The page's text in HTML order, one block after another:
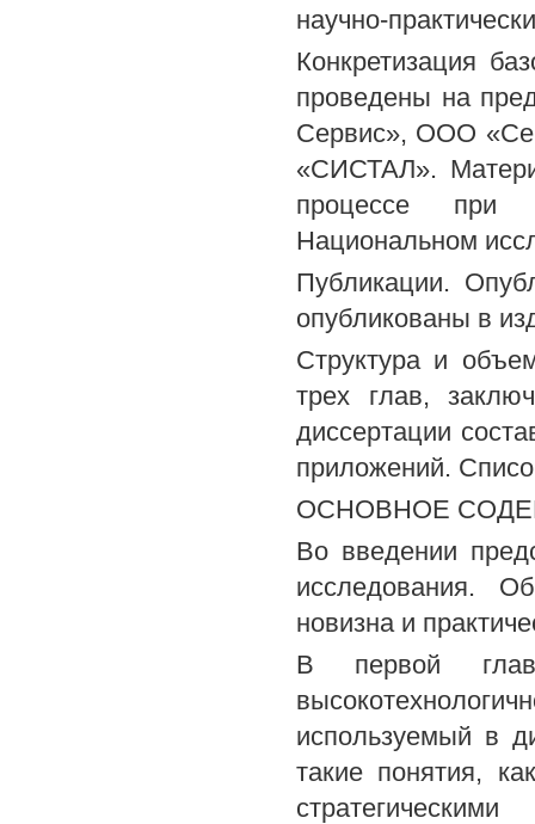
научно-
Конкретизация
проведены на
Сервис», ООО
«СИСТАЛ».
процессе при
Национальном
Публикации.
опубликованы в
Структура и
трех глав,
диссертации
приложений.
ОСНОВНОЕ
Во введении
исследования.
новизна и
В первой
используемый в
такие понятия,